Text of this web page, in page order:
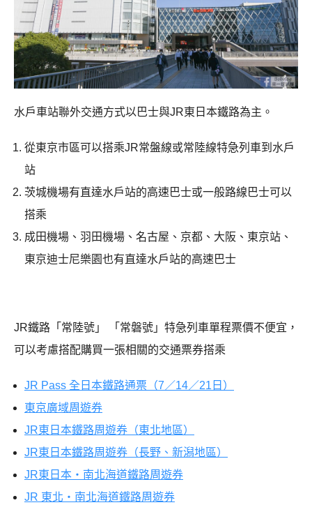
水戶車站聯外交通方式以巴士與JR東日本鐵路為主。
從東京市區可以搭乘JR常盤線或常陸線特急列車到水戶
站
茨城機場有直達水戶站的高速巴士或一般路線巴士可以
搭乘
成田機場、羽田機場、名古屋、京都、大阪、東京站、
東京迪士尼樂園也有直達水戶站的高速巴士
JR鐵路「常陸號」 「常磐號」特急列車單程票價不便宜，
可以考慮搭配購買一張相關的交通票券搭乘
JR Pass 全日本鐵路通票（7／14／21日）
東京廣域周遊券
JR東日本鐵路周遊券（東北地區）
JR東日本鐵路周遊券（長野、新潟地區）
JR東日本・南北海道鐵路周遊券
JR 東北・南北海道鐵路周遊券